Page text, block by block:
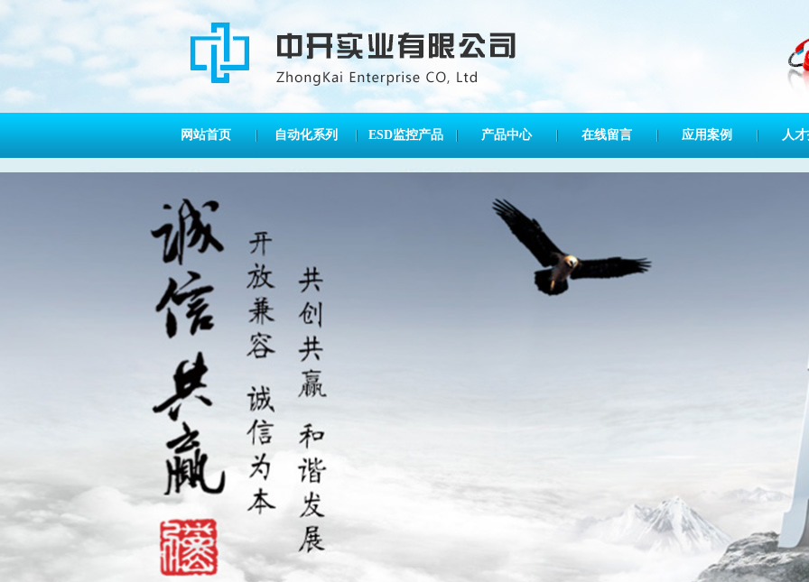
网站首页 自动化系列 ESD监控产品 产品中心 在线留言 应用案例 人